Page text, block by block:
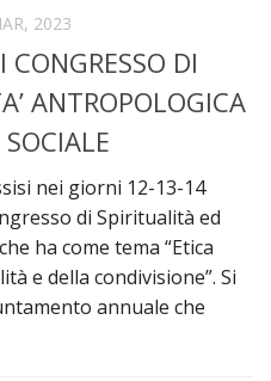
2023
CONGRESSO DI
ANTROPOLOGICA
nei giorni 12-13-14
di Spiritualità ed
ha come tema “Etica
e della condivisione”. Si
annuale che